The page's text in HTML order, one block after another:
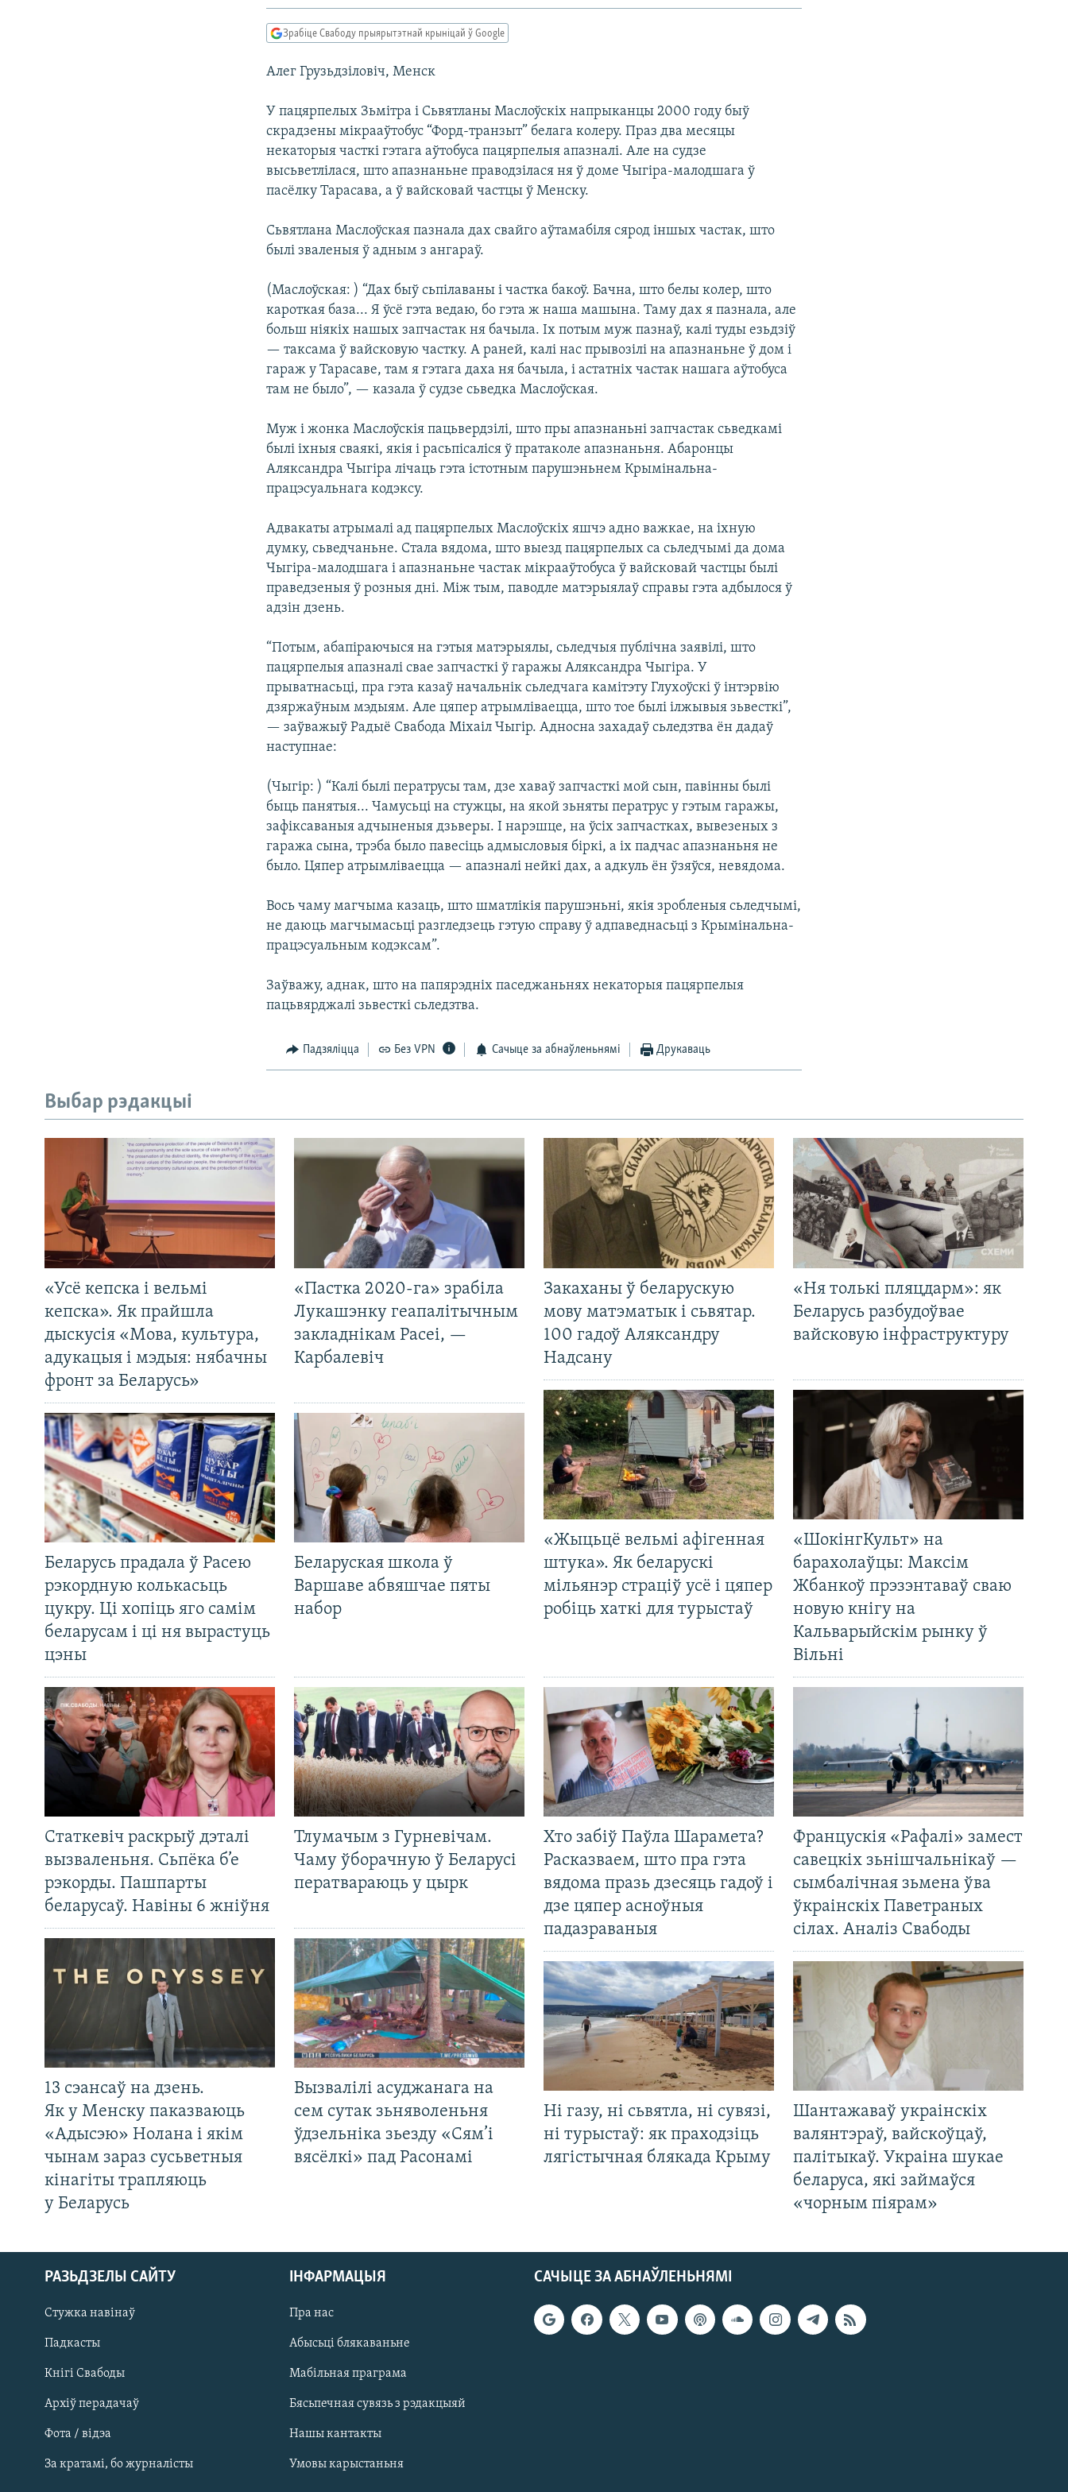
САЧЫЦЕ ЗА АБНАЎЛЕНЬНЯМІ
Зрабіце Свабоду прыярытэтнай крыніцай ў Google
Алег Грузьдзіловіч, Менск
У пацярпелых Зьмітра і Сьвятланы Маслоўскіх напрыканцы 2000 году быў
скрадзены мікрааўтобус “Форд-транзыт” белага колеру. Праз два месяцы
некаторыя часткі гэтага аўтобуса пацярпелыя апазналі. Але на судзе
высьветлілася, што апазнаньне праводзілася ня ў доме Чыгіра-малодшага ў
пасёлку Тарасава, а ў вайсковай частцы ў Менску.
Сьвятлана Маслоўская пазнала дах свайго аўтамабіля сярод іншых частак, што
былі зваленыя ў адным з ангараў.
(Маслоўская: ) “Дах быў сьпілаваны і частка бакоў. Бачна, што белы колер, што
кароткая база... Я ўсё гэта ведаю, бо гэта ж наша машына. Таму дах я пазнала, але
больш ніякіх нашых запчастак ня бачыла. Іх потым муж пазнаў, калі туды езьдзіў
— таксама ў вайсковую частку. А раней, калі нас прывозілі на апазнаньне ў дом і
гараж у Тарасаве, там я гэтага даха ня бачыла, і астатніх частак нашага аўтобуса
там не было”, — казала ў судзе сьведка Маслоўская.
Муж і жонка Маслоўскія пацьвердзілі, што пры апазнаньні запчастак сьведкамі
былі іхныя сваякі, якія і расьпісаліся ў пратаколе апазнаньня. Абаронцы
Аляксандра Чыгіра лічаць гэта істотным парушэньнем Крымінальна-
працэсуальнага кодэксу.
Адвакаты атрымалі ад пацярпелых Маслоўскіх яшчэ адно важкае, на іхную
думку, сьведчаньне. Стала вядома, што выезд пацярпелых са сьледчымі да дома
Чыгіра-малодшага і апазнаньне частак мікрааўтобуса ў вайсковай частцы былі
праведзеныя ў розныя дні. Між тым, паводле матэрыялаў справы гэта адбылося ў
адзін дзень.
“Потым, абапіраючыся на гэтыя матэрыялы, сьледчыя публічна заявілі, што
пацярпелыя апазналі свае запчасткі ў гаражы Аляксандра Чыгіра. У
прыватнасьці, пра гэта казаў начальнік сьледчага камітэту Глухоўскі ў інтэрвію
дзяржаўным мэдыям. Але цяпер атрымліваецца, што тое былі ілжывыя зьвесткі”,
— заўважыў Радыё Свабода Міхаіл Чыгір. Адносна захадаў сьледзтва ён дадаў
наступнае:
(Чыгір: ) “Калі былі ператрусы там, дзе хаваў запчасткі мой сын, павінны былі
быць панятыя... Чамусьці на стужцы, на якой зьняты ператрус у гэтым гаражы,
зафіксаваныя адчыненыя дзьверы. І нарэшце, на ўсіх запчастках, вывезеных з
гаража сына, трэба было павесіць адмысловыя біркі, а іх падчас апазнаньня не
было. Цяпер атрымліваецца — апазналі нейкі дах, а адкуль ён ўзяўся, невядома.
Вось чаму магчыма казаць, што шматлікія парушэньні, якія зробленыя сьледчымі,
не даюць магчымасьці разгледзець гэтую справу ў адпаведнасьці з Крымінальна-
працэсуальным кодэксам”.
Заўважу, аднак, што на папярэдніх паседжаньнях некаторыя пацярпелыя
пацьвярджалі зьвесткі сьледзтва.
Падзяліцца Без VPN Сачыце за абнаўленьнямі Друкаваць
Выбар рэдакцыі
«Усё кепска і вельмі
кепска». Як прайшла
дыскусія «Мова, культура,
адукацыя і мэдыя: нябачны
фронт за Беларусь»
«Пастка 2020-га» зрабіла
Лукашэнку геапалітычным
закладнікам Расеі, —
Карбалевіч
Беларусь прадала ў Расею
рэкордную колькасьць
цукру. Ці хопіць яго самім
беларусам і ці ня вырастуць
цэны
Беларуская школа ў
Варшаве абвяшчае пяты
набор
Статкевіч раскрыў дэталі
вызваленьня. Сьпёка б’е
рэкорды. Пашпарты
беларусаў. Навіны 6 жніўня
Тлумачым з Гурневічам.
Чаму ўборачную ў Беларусі
ператвараюць у цырк
13 сэансаў на дзень.
Як у Менску паказваюць
«Адысэю» Нолана і якім
чынам зараз сусьветныя
кінагіты трапляюць
у Беларусь
Вызвалілі асуджанага на
сем сутак зьняволеньня
ўдзельніка зьезду «Сям’і
вясёлкі» пад Расонамі
Закаханы ў беларускую
мову матэматык і сьвятар.
100 гадоў Аляксандру
Надсану
«Ня толькі пляцдарм»: як
Беларусь разбудоўвае
вайсковую інфраструктуру
«Жыцьцё вельмі афігенная
штука». Як беларускі
мільянэр страціў усё і цяпер
робіць хаткі для турыстаў
«ШокінгКульт» на
барахолаўцы: Максім
Жбанкоў прэзэнтаваў сваю
новую кнігу на
Кальварыйскім рынку ў
Вільні
Хто забіў Паўла Шарамета?
Расказваем, што пра гэта
вядома празь дзесяць гадоў і
дзе цяпер асноўныя
падазраваныя
Францускія «Рафалі» замест
савецкіх зьнішчальнікаў —
сымбалічная зьмена ўва
ўкраінскіх Паветраных
сілах. Аналіз Свабоды
Ні газу, ні сьвятла, ні сувязі,
ні турыстаў: як праходзіць
лягістычная блякада Крыму
Шантажаваў украінскіх
валянтэраў, вайскоўцаў,
палітыкаў. Украіна шукае
беларуса, які займаўся
«чорным піярам»
САЧЫЦЕ ЗА АБНАЎЛЕНЬНЯМІ
РАЗЬДЗЕЛЫ САЙТУ
Стужка навінаў
Падкасты
Кнігі Свабоды
Архіў перадачаў
Фота / відэа
За кратамі, бо журналісты
ІНФАРМАЦЫЯ
Пра нас
Абысьці блякаваньне
Мабільная праграма
Бясьпечная сувязь з рэдакцыяй
Нашы кантакты
Умовы карыстаньня